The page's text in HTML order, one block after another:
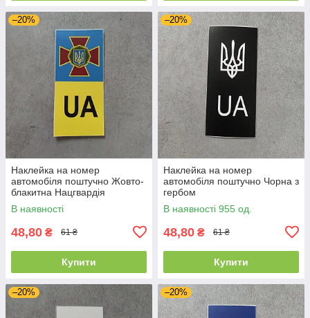
–20%
Наклейка на номер
автомобіля поштучно Жовто-
блакитна Нацгвардія
В наявності
48,80 ₴ 61 ₴
Купити
–20%
Наклейка на номер
автомобіля поштучно Чорна з
гербом
В наявності 955 од.
48,80 ₴ 61 ₴
Купити
–20% –20%